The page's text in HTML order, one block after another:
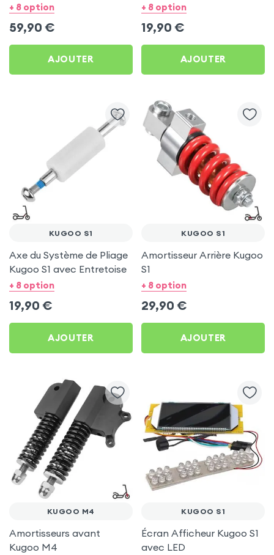
+ 8 option
59,90 €
AJOUTER
+ 8 option
19,90 €
AJOUTER
KUGOO S1
Axe du Système de Pliage
Kugoo S1 avec Entretoise
+ 8 option
19,90 €
AJOUTER
KUGOO S1
Amortisseur Arrière Kugoo
S1
+ 8 option
29,90 €
AJOUTER
KUGOO M4
Amortisseurs avant
Kugoo M4
KUGOO S1
Écran Afficheur Kugoo S1
avec LED